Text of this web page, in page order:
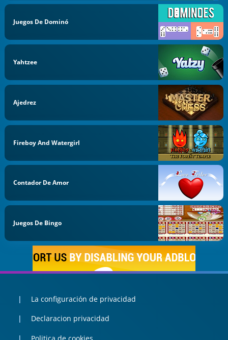
Juegos De Dominó
Yahtzee
Ajedrez
Fireboy And Watergirl
Contador De Amor
Juegos De Bingo
La configuración de privacidad
Declaracion privacidad
Politica de cookies